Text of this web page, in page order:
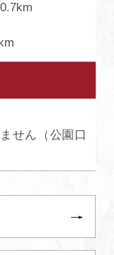
せん（公園口